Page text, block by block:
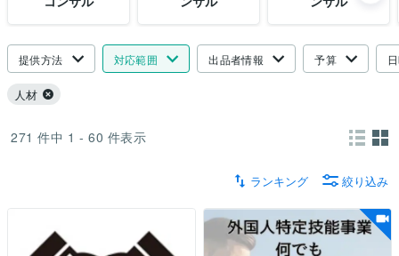
提供方法 対応範囲 出品者情報 予算
人材
271 件中 1 - 60 件表示
ランキング 絞り込み